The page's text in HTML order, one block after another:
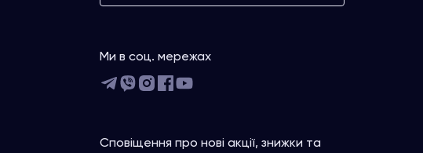
Ми в соц. мережах
Сповіщення про нові акції, знижки та